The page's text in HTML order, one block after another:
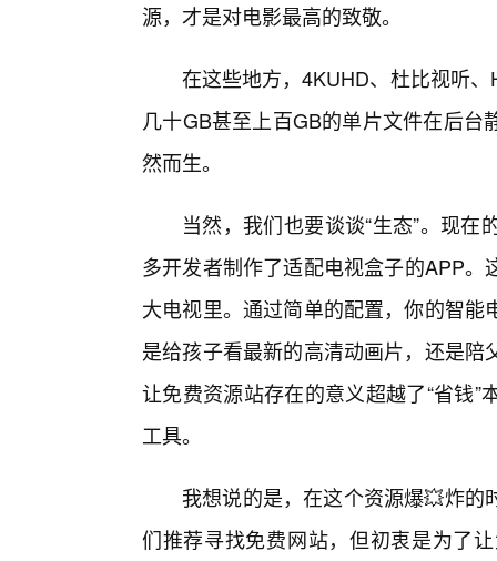
源，才是对电影最高的致敬。
在这些地方，4KUHD、杜比视听
几十GB甚至上百GB的单片文件在后
然而生。
当然，我们也要谈谈“生态”。现
多开发者制作了适配电视盒子的APP
大电视里。通过简单的配置，你的智
是给孩子看最新的高清动画片，还是
让免费资源站存在的意义超越了“省钱
工具。
我想说的是，在这个资源爆💥炸
们推荐寻找免费网站，但初衷是为了